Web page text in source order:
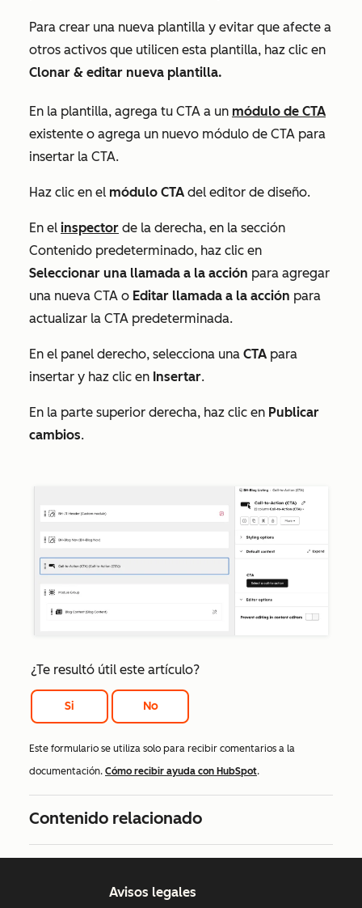
Para crear una nueva plantilla y evitar que afecte a
otros activos que utilicen esta plantilla, haz clic en
Clonar & editar nueva plantilla.
En la plantilla, agrega tu CTA a un módulo de CTA
existente o agrega un nuevo módulo de CTA para
insertar la CTA.
Haz clic en el módulo CTA del editor de diseño.
En el inspector de la derecha, en la sección
Contenido predeterminado, haz clic en
Seleccionar una llamada a la acción para agregar
una nueva CTA o Editar llamada a la acción para
actualizar la CTA predeterminada.
En el panel derecho, selecciona una CTA para
insertar y haz clic en Insertar.
En la parte superior derecha, haz clic en Publicar
cambios.
¿Te resultó útil este artículo?
Si No
Este formulario se utiliza solo para recibir comentarios a la
documentación. Cómo recibir ayuda con HubSpot.
Contenido relacionado
Avisos legales